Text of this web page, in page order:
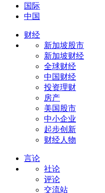
国际
中国
财经
新加坡股市
新加坡财经
全球财经
中国财经
投资理财
房产
美国股市
中小企业
起步创新
财经人物
言论
社论
评论
交流站